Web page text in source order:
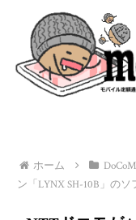
ホーム
ン「LYNX SH-10B」の